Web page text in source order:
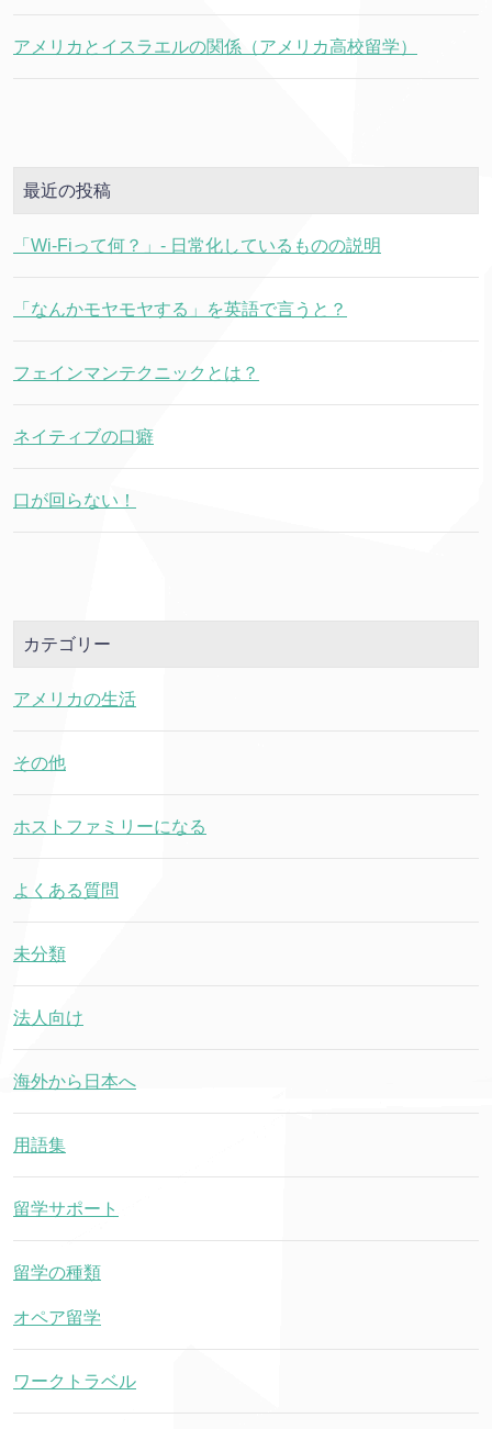
アメリカとイスラエルの関係（アメリカ高校留学）
最近の投稿
「Wi-Fiって何？」- 日常化しているものの説明
「なんかモヤモヤする」を英語で言うと？
フェインマンテクニックとは？
ネイティブの口癖
口が回らない！
カテゴリー
アメリカの生活
その他
ホストファミリーになる
よくある質問
未分類
法人向け
海外から日本へ
用語集
留学サポート
留学の種類
オペア留学
ワークトラベル